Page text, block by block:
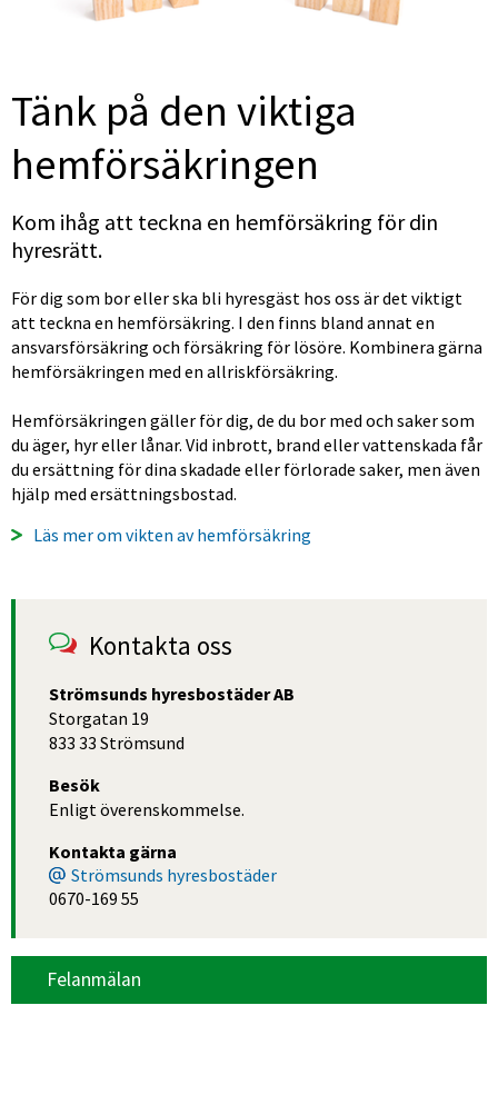
Tänk på den viktiga
hemförsäkringen
Kom ihåg att teckna en hemförsäkring för din
hyresrätt.
För dig som bor eller ska bli hyresgäst hos oss är det viktigt
att teckna en hemförsäkring. I den finns bland annat en
ansvarsförsäkring och försäkring för lösöre. Kombinera gärna
hemförsäkringen med en allriskförsäkring.
Hemförsäkringen gäller för dig, de du bor med och saker som
du äger, hyr eller lånar. Vid inbrott, brand eller vattenskada får
du ersättning för dina skadade eller förlorade saker, men även
hjälp med ersättningsbostad.
Läs mer om vikten av hemförsäkring
Kontakta oss
Strömsunds hyresbostäder AB
Storgatan 19
833 33 Strömsund
Besök
Enligt överenskommelse.
Kontakta gärna
Strömsunds hyresbostäder
0670-169 55
Felanmälan